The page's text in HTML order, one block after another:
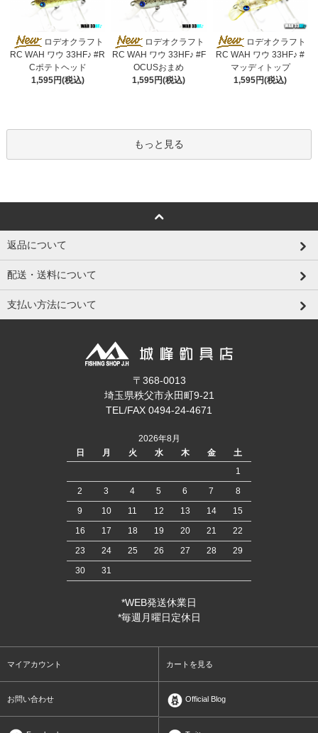
ロデオクラフト
RC WAH ワウ 33HF♪ #R
Cポテトヘッド
1,595円(税込)
ロデオクラフト
RC WAH ワウ 33HF♪ #F
OCUSおまめ
1,595円(税込)
ロデオクラフト
RC WAH ワウ 33HF♪ #
マッディトップ
1,595円(税込)
もっと見る
返品について
配送・送料について
支払い方法について
〒368-0013
埼玉県秩父市永田町9-21
TEL/FAX 0494-24-4671
2026年8月
日
月 火 水 木 金
土
1
2
3 4 5 6 7
8
9
10 11 12 13 14
15
16
17 18 19 20 21
22
23
24 25 26 27 28
29
30
31
*WEB発送休業日
*毎週月曜日定休日
マイアカウント カートを見る
お問い合わせ Official Blog